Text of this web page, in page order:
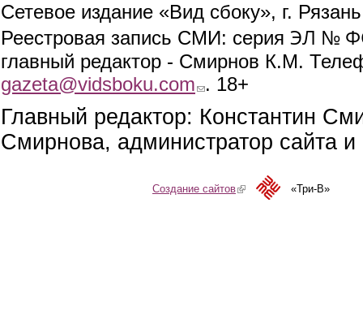
Сетевое издание «Вид сбоку», г.
Реестровая запись СМИ: серия ЭЛ №
главный редактор - Смирнов К.М.
gazeta@vidsboku.com (link sends e-mail)
. 18+
Главный редактор: Константин
Смирнова, администратор сайта
Создание сайтов(link is external)«Три-В»